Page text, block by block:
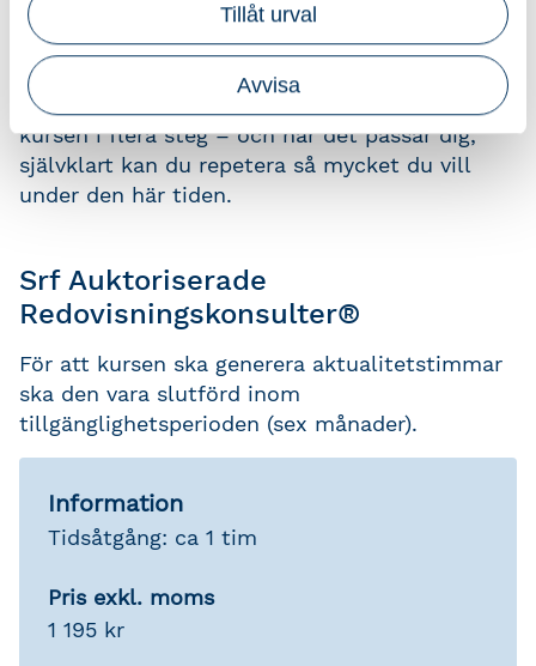
Tillåt urval
Avvisa
Hur och när? Det bestämmer du själv.
Du har kursen tillgänglig i sex månader från
bokningsdagen. Du kan välja att genomföra
kursen i flera steg – och när det passar dig,
självklart kan du repetera så mycket du vill
under den här tiden.
Srf Auktoriserade
Redovisningskonsulter®
För att kursen ska generera aktualitetstimmar
ska den vara slutförd inom
tillgänglighetsperioden (sex månader).
Information
Tidsåtgång: ca 1 tim
Pris exkl. moms
1 195 kr